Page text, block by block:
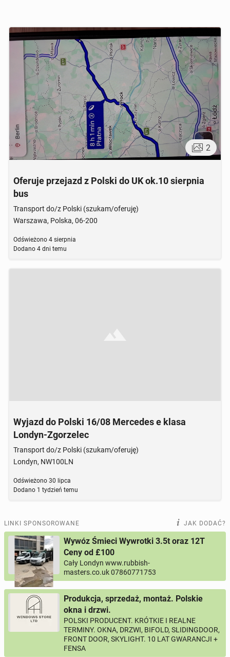
2
Oferuje przejazd z Polski do UK ok.10 sierpnia
bus
Transport do/z Polski (szukam/oferuję)
Warszawa, Polska, 06-200
Odświeżono 4 sierpnia
Dodano 4 dni temu
Wyjazd do Polski 16/08 Mercedes e klasa
Londyn-Zgorzelec
Transport do/z Polski (szukam/oferuję)
Londyn, NW100LN
Odświeżono 30 lipca
Dodano 1 tydzień temu
LINKI SPONSOROWANE JAK DODAĆ?
Wywóz Śmieci Wywrotki 3.5t oraz 12T
Ceny od £100
Cały Londyn www.rubbish-
masters.co.uk 07860771753
Produkcja, sprzedaż, montaż. Polskie
okna i drzwi.
POLSKI PRODUCENT. KRÓTKIE I REALNE
TERMINY. OKNA, DRZWI, BIFOLD, SLIDINGDOOR,
FRONT DOOR, SKYLIGHT. 10 LAT GWARANCJI +
FENSA